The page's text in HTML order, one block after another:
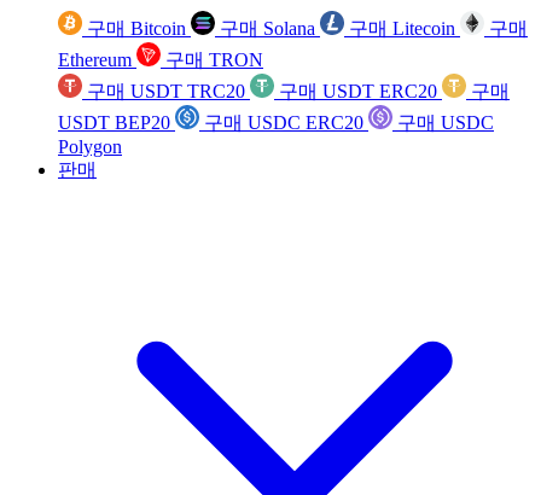
구매 Bitcoin 구매 Solana 구매 Litecoin
구매
Ethereum
구매 TRON
구매 USDT TRC20
구매 USDT ERC20
구매
USDT BEP20
구매 USDC ERC20
구매 USDC
Polygon
판매